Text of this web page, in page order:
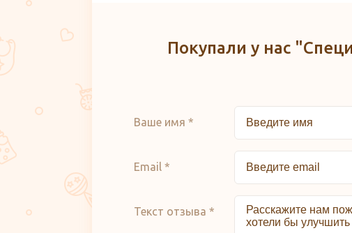
Покупали у нас
Ваше имя *
Email *
Текст отзыва *